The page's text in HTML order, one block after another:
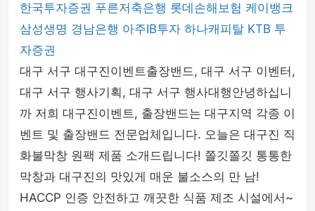
한국투자증권 푸른저축은행 롯데손해보험 케이뱅크
삼성생명 경남은행 아주IB투자 하나캐피탈 KTB 투
자증권
대구 서구 대구진이벤트출장밴드, 대구 서구 이벤터,
대구 서구 행사기획, 대구 서구 행사대행안녕하십니
까 저희 대구진이벤트, 출장밴드는 대구지역 각종 이
벤트 및 출장밴드 전문업체입니다. 오늘은 대구진 직
화불막창 원팩 제품 소개드립니다! 쫄깃쫄깃 통통한
막창과 대구진의 맛있게 매운 불소스의 만 남!
HACCP 인증 안전하고 깨끗한 식품 제조 시설에서~